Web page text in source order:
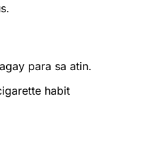
para sa atin.
habit